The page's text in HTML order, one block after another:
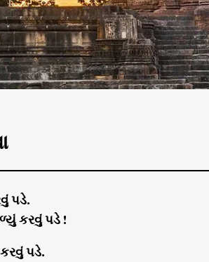
પડે.
કરવું પડે !
પડે.